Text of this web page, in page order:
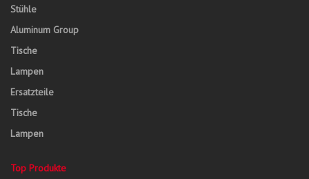
Stühle
Aluminum Group
Tische
Lampen
Ersatzteile
Tische
Lampen
Top Produkte